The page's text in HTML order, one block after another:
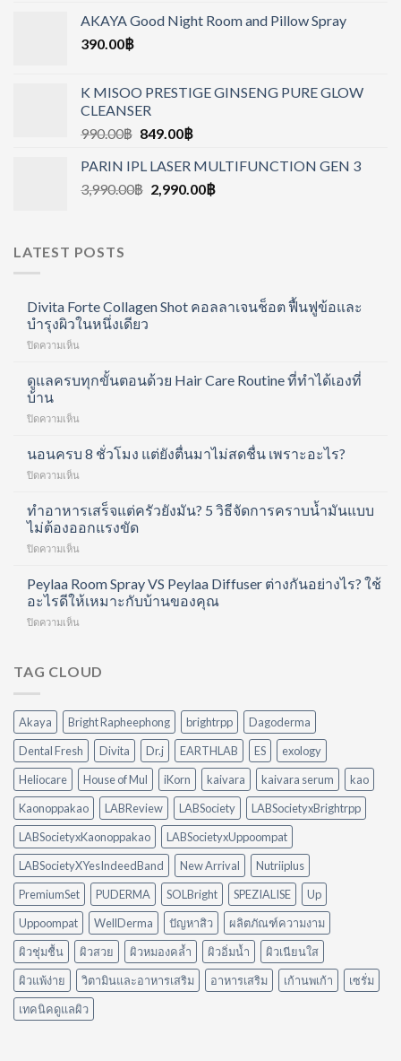
AKAYA Good Night Room and Pillow Spray
390.00฿
K MISOO PRESTIGE GINSENG PURE GLOW
CLEANSER
990.00฿ 849.00฿
PARIN IPL LASER MULTIFUNCTION GEN 3
3,990.00฿ 2,990.00฿
LATEST POSTS
Divita Forte Collagen Shot คอลลาเจนช็อต ฟื้นฟูข้อและ
บำรุงผิวในหนึ่งเดียว
ปิดความเห็น
Collagen
คอ
ลา
ช็อต
ข้อ
และ
หนึ่ง
เดียว
ดูแลครบทุกขั้นตอนด้วย Hair Care Routine ที่ทำได้เองที่
บ้าน
ปิดความเห็น
ครบ
ขั้น
ด้วย
Hair
Routine
ทำได้
เอง
นอนครบ 8 ชั่วโมง แต่ยังตื่นมาไม่สดชื่น เพราะอะไร?
ปิดความเห็น
ชั่วโมง
แต่
ตื่น
มา
สดชื่น
ทำอาหารเสร็จแต่ครัวยังมัน? 5 วิธีจัดการคราบน้ำมันแบบ
ไม่ต้องออกแรงขัด
ปิดความเห็น
เสร็จ
แต่
ครัว
5
คราบ
น้ำมัน
ไม่
ต้อง
ออกแรง
ขัด
Peylaa Room Spray VS Peylaa Diffuser ต่างกันอย่างไร? ใช้
อะไรดีให้เหมาะกับบ้านของคุณ
ปิดความเห็น
Spray
Diffuser
ต่าง
กัน
อย่างไร?
ใช้
อะไร
ดี
ให้
เหมาะ
กับ
บ้าน
ของ
คุณ
TAG CLOUD
Akaya Bright Rapheephong brightrpp
Dagoderma
Dental Fresh
Divita Dr.j EARTHLAB ES
exology
Heliocare
House of Mul iKorn kaivara kaivara serum
kao
Kaonoppakao
LABReview LABSociety
LABSocietyxBrightrpp
LABSocietyxKaonoppakao
LABSocietyxUppoompat
LABSocietyXYesIndeedBand
New Arrival
Nutriiplus
PremiumSet
PUDERMA SOLBright SPEZIALISE
Up
Uppoompat
WellDerma ปัญหาสิว
ผลิตภัณฑ์ความงาม
ผิวชุ่มชื้น
ผิวสวย ผิวหมองคล้ำ ผิวอิ่มน้ำ
ผิวเนียนใส
ผิวแพ้ง่าย
วิตามินและอาหารเสริม อาหารเสริม เก้านพเก้า
เซรั่ม
เทคนิคดูแลผิว